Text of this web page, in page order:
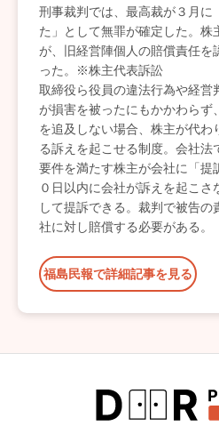
刑事裁判では、最高裁が３月に
た」として無罪が確定した。株
が、旧経営陣個人の賠償責任を
った。※株主代表訴訟
取締役ら役員の違法行為や経営
が損害を被ったにもかかわらず
を追及しない場合、株主が代わ
る訴えを起こせる制度。会社法
要件を満たす株主が会社に「提
０日以内に会社が訴えを起こさ
して提訴できる。裁判で被告の
社に対し賠償する必要がある。
福島民報で詳細記事を見る